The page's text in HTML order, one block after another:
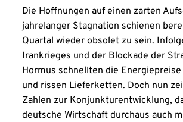
Die Hoffnungen auf einen zarten
jahrelanger Stagnation schienen
Quartal wieder obsolet zu sein.
Irankrieges und der Blockade der
Hormus schnellten die Energiepreise
und rissen Lieferketten. Doch nun
Zahlen zur Konjunkturentwicklung,
deutsche Wirtschaft durchaus auch